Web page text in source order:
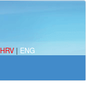
HRV | ENG